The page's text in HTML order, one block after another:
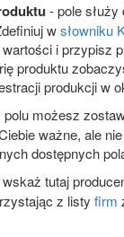
- pole służy
wsłowniku
i przypisz
produktu
produkcji w
możesz
ważne, ale
dostępnych
tutaj
z listy firm